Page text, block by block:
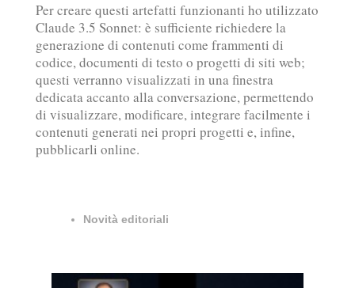
Per creare questi artefatti funzionanti ho utilizzato
Claude 3.5 Sonnet: è sufficiente richiedere la
generazione di contenuti come frammenti di
codice, documenti di testo o progetti di siti web;
questi verranno visualizzati in una finestra
dedicata accanto alla conversazione, permettendo
di visualizzare, modificare, integrare facilmente i
contenuti generati nei propri progetti e, infine,
pubblicarli online.
Novità editoriali